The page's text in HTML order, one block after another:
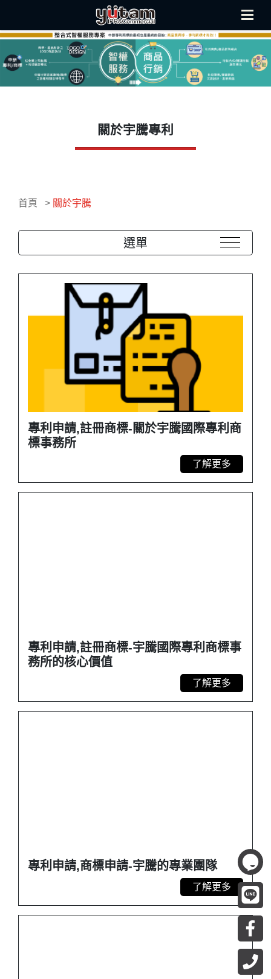
關於宇騰專利
首頁 關於宇騰
專利申請,註冊商標-關於宇騰國際專利商
標事務所
了解更多
專利申請,註冊商標-宇騰國際專利商標事
務所的核心價值
了解更多
專利申請,商標申請-宇騰的專業團隊
了解更多